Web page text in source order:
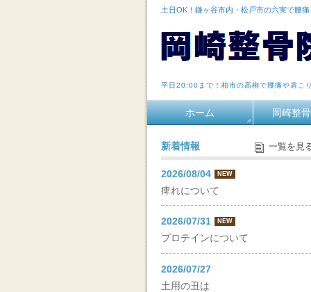
土日OK！鎌ヶ谷市内・松戸市の六実で腰
平日20:00まで！柏市の高柳で腰痛や肩こ
ホーム 岡崎整
新着情報 一覧を見
2026/08/04 NEW
痺れについて
2026/07/31 NEW
プロテインについて
2026/07/27
土用の丑は